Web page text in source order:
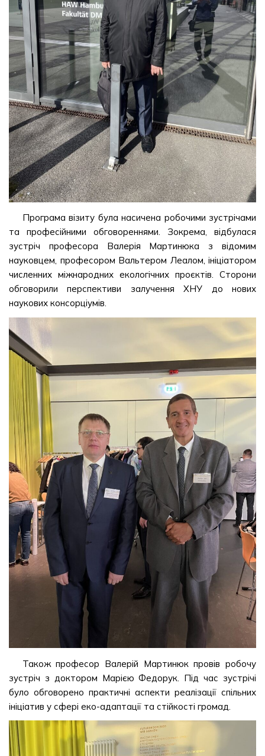
Програма візиту була насичена робочими зустрічами
та професійними обговореннями. Зокрема, відбулася
зустріч професора Валерія Мартинюка з відомим
науковцем, професором Вальтером Леалом, ініціатором
численних міжнародних екологічних проєктів. Сторони
обговорили перспективи залучення ХНУ до нових
наукових консорціумів.
Також професор Валерій Мартинюк провів робочу
зустріч з доктором Марією Федорук. Під час зустрічі
було обговорено практичні аспекти реалізації спільних
ініціатив у сфері еко-адаптації та стійкості громад.